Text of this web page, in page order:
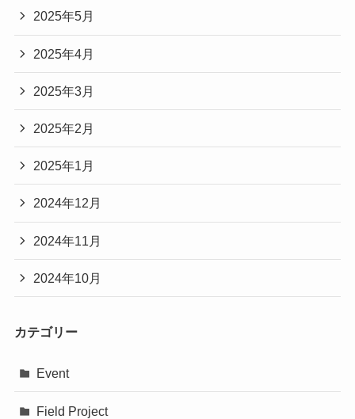
2025年5月
2025年4月
2025年3月
2025年2月
2025年1月
2024年12月
2024年11月
2024年10月
カテゴリー
Event
Field Project